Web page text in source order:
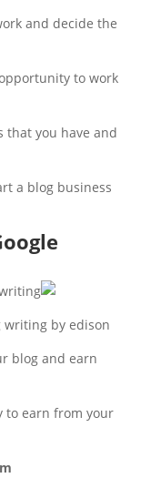
and decide the
to work
that you have and
a blog business
by edison:
blog and earn
to earn from your